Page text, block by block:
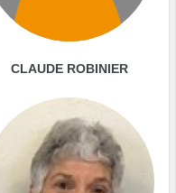
CLAUDE ROBINIER